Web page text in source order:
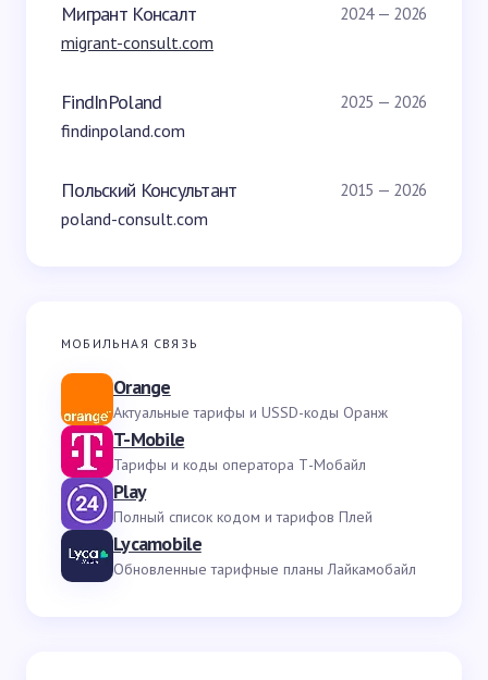
Мигрант Консалт 2024 — 2026
migrant-consult.com
FindInPoland 2025 — 2026
findinpoland.com
Польский Консультант 2015 — 2026
poland-consult.com
МОБИЛЬНАЯ СВЯЗЬ
Orange
Актуальные тарифы и USSD-коды Оранж
T-Mobile
Тарифы и коды оператора Т-Мобайл
Play
Полный список кодом и тарифов Плей
Lycamobile
Обновленные тарифные планы Лайкамобайл